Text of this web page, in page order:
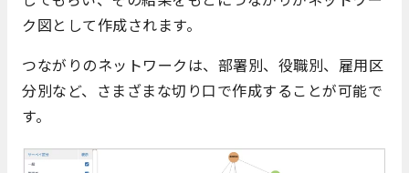
ク図として作成されます。
つながりのネットワークは、部署別、役職別、雇用区
分別など、さまざまな切り口で作成することが可能で
す。